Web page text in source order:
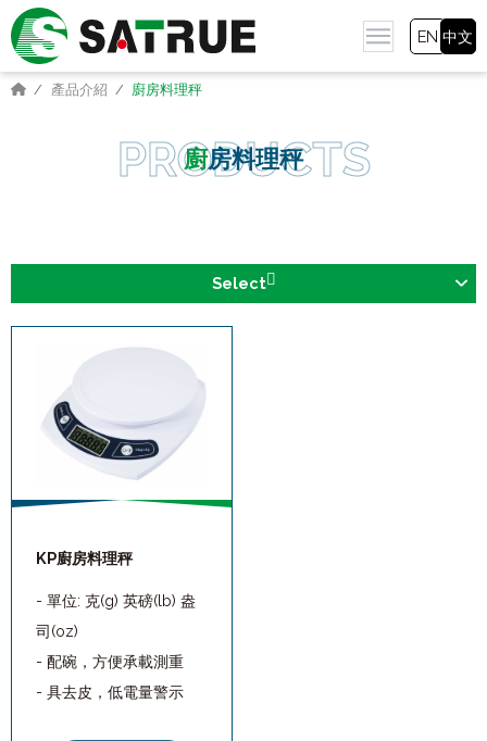
EN 中文
產品介紹 廚房料理秤
廚房料理秤
Select
KP廚房料理秤
- 單位: 克(g) 英磅(lb) 盎
司(oz)
- 配碗，方便承載測重
- 具去皮，低電量警示